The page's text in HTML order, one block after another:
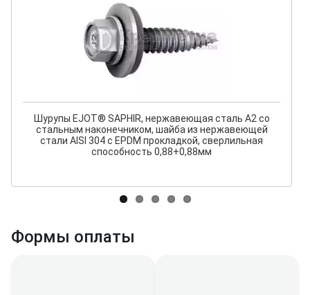
Шурупы EJOT® SAPHIR, нержавеющая сталь А2 со
стальным наконечником, шайба из нержавеющей
стали AISI 304 с EPDM прокладкой, сверлильная
способность 0,88+0,88мм
Формы оплаты